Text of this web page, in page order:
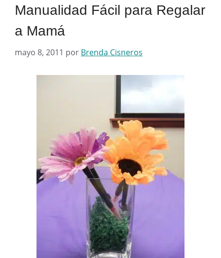
Manualidad Fácil para Regalar
a Mamá
mayo 8, 2011 por Brenda Cisneros